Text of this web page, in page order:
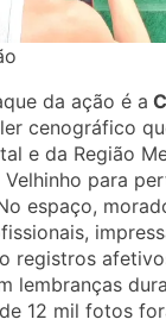
da ação é a
cenográfico
e da Região
para
espaço,
registros
lembranças
12 mil fotos